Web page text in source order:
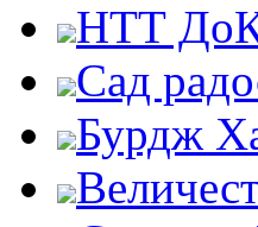
НТТ
Сад
Бурдж